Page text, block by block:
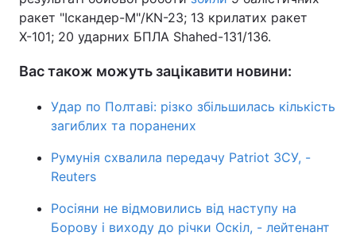
ракет "Іскандер-М"/KN-23; 13 крилатих ракет
Х-101; 20 ударних БПЛА Shahed-131/136.
Вас також можуть зацікавити новини:
Удар по Полтаві: різко збільшилась кількість
загиблих та поранених
Румунія схвалила передачу Patriot ЗСУ, -
Reuters
Росіяни не відмовились від наступу на
Борову і виходу до річки Оскіл, - лейтенант